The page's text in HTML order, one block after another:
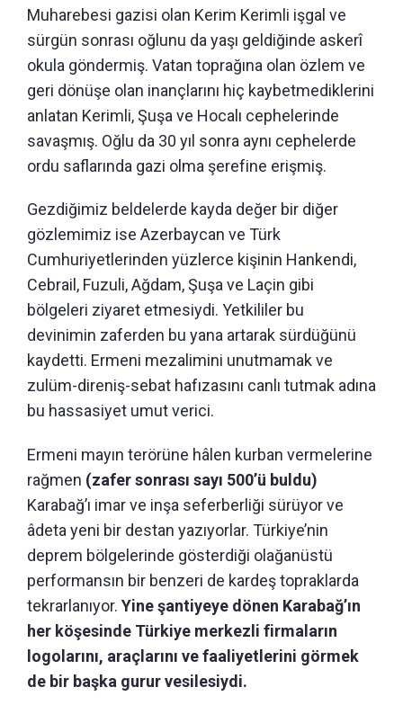
Muharebesi gazisi olan Kerim Kerimli işgal ve
sürgün sonrası oğlunu da yaşı geldiğinde askerî
okula göndermiş. Vatan toprağına olan özlem ve
geri dönüşe olan inançlarını hiç kaybetmediklerini
anlatan Kerimli, Şuşa ve Hocalı cephelerinde
savaşmış. Oğlu da 30 yıl sonra aynı cephelerde
ordu saflarında gazi olma şerefine erişmiş.
Gezdiğimiz beldelerde kayda değer bir diğer
gözlemimiz ise Azerbaycan ve Türk
Cumhuriyetlerinden yüzlerce kişinin Hankendi,
Cebrail, Fuzuli, Ağdam, Şuşa ve Laçin gibi
bölgeleri ziyaret etmesiydi. Yetkililer bu
devinimin zaferden bu yana artarak sürdüğünü
kaydetti. Ermeni mezalimini unutmamak ve
zulüm-direniş-sebat hafızasını canlı tutmak adına
bu hassasiyet umut verici.
Ermeni mayın terörüne hâlen kurban vermelerine
rağmen (zafer sonrası sayı 500’ü buldu)
Karabağ’ı imar ve inşa seferberliği sürüyor ve
âdeta yeni bir destan yazıyorlar. Türkiye’nin
deprem bölgelerinde gösterdiği olağanüstü
performansın bir benzeri de kardeş topraklarda
tekrarlanıyor. Yine şantiyeye dönen Karabağ’ın
her köşesinde Türkiye merkezli firmaların
logolarını, araçlarını ve faaliyetlerini görmek
de bir başka gurur vesilesiydi.